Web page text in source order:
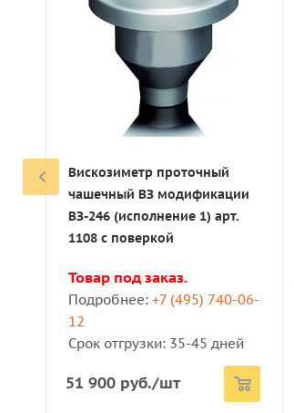
Ротационный цифровой
вискозиметр BGD 155/3S с
поверкой
Подробнее:+7 (495) 740-
06-12
Срок отгрузки: 35-45 дней
637 612руб./шт
Вискозиметр проточный
чашечный ВЗ модификации
ВЗ-246 (исполнение 1) арт.
1108 с поверкой
Товар под заказ.
Подробнее: +7 (495) 740-06-
12
Срок отгрузки: 35-45 дней
51 900 руб./шт